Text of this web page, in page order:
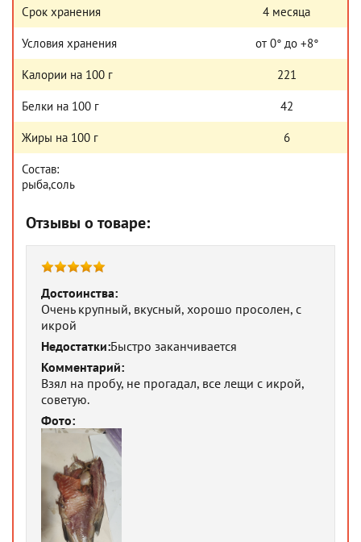
Срок хранения 4 месяца
Условия хранения от 0° до +8°
Калории на 100 г 221
Белки на 100 г 42
Жиры на 100 г 6
Состав:
рыба,соль
Отзывы о товаре:
Достоинства:
Очень крупный, вкусный, хорошо просолен, с
икрой
Недостатки:Быстро заканчивается
Комментарий:
Взял на пробу, не прогадал, все лещи с икрой,
советую.
Фото: